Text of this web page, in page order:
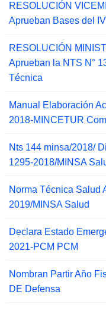
RESOLUCIÓN
Aprueban Bases del
RESOLUCIÓN
Aprueban la NTS N°
Técnica
Manual Elaboración
2018-MINCETUR
Nts 144 minsa/2018/
1295-2018/MINSA
Norma Técnica Salud
2019/MINSA Salud
Declara Estado
2021-PCM PCM
Nombran Partir Año
DE Defensa